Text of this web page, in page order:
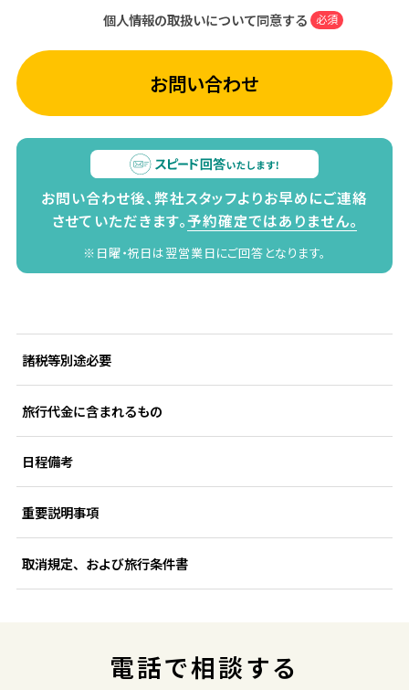
個人情報の取扱いについて同意する 必須
お問い合わせ
お問い合わせ後、弊社スタッフよりお早めにご連絡
させていただきます。予約確定ではありません。
※日曜・祝日は翌営業日にご回答となります。
諸税等別途必要
旅行代金に含まれるもの
日程備考
重要説明事項
取消規定、および旅行条件書
電話で相談する